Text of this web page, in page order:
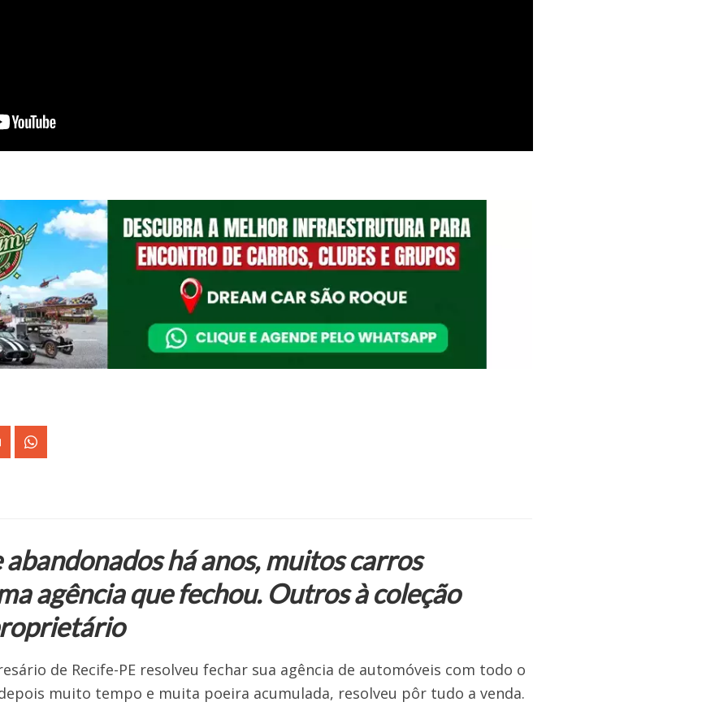
há anos, muitos carros
agência que fechou. Outros à coleção
de Recife-PE resolveu fechar sua agência de automóveis com todo o
muito tempo e muita poeira acumulada, resolveu pôr tudo a venda.